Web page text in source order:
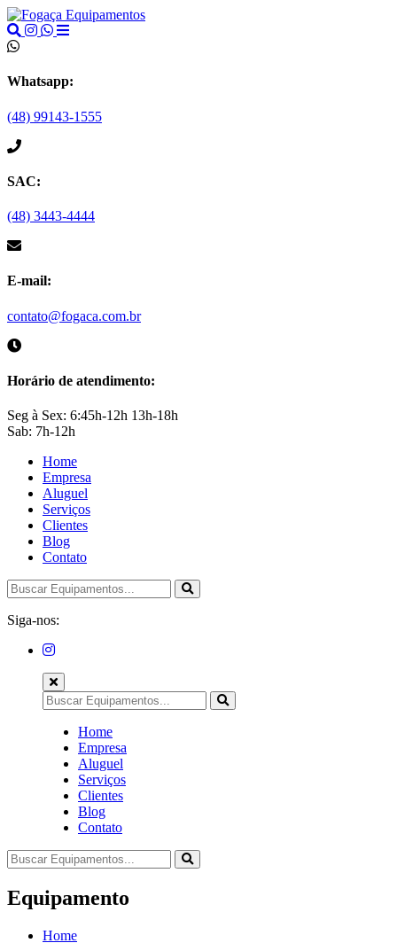
Whatsapp:
(48) 99143-1555
SAC:
(48) 3443-4444
E-mail:
contato@fogaca.com.br
Horário de atendimento:
Seg à Sex: 6:45h-12h 13h-18h
Sab: 7h-12h
Home
Empresa
Aluguel
Serviços
Clientes
Blog
Contato
Siga-nos:
Home
Empresa
Aluguel
Serviços
Clientes
Blog
Contato
Equipamento
Home